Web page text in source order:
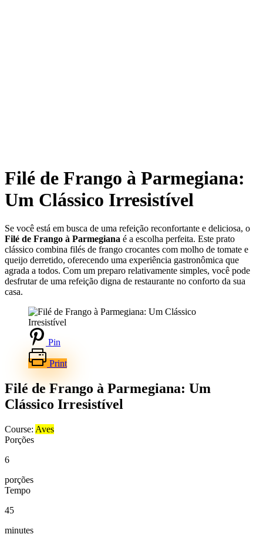
Filé de Frango à Parmegiana:
Um Clássico Irresistível
Se você está em busca de uma refeição reconfortante e deliciosa, o
Filé de Frango à Parmegiana é a escolha perfeita. Este prato
clássico combina filés de frango crocantes com molho de tomate e
queijo derretido, oferecendo uma experiência gastronômica que
agrada a todos. Com um preparo relativamente simples, você pode
desfrutar de uma refeição digna de restaurante no conforto da sua
casa.
Pin
Print
Filé de Frango à Parmegiana: Um
Clássico Irresistível
Course: Aves
Porções
6
porções
Tempo
45
minutes